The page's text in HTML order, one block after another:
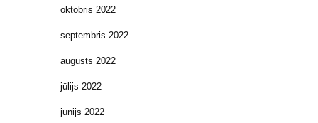
oktobris 2022
septembris 2022
augusts 2022
jūlijs 2022
jūnijs 2022